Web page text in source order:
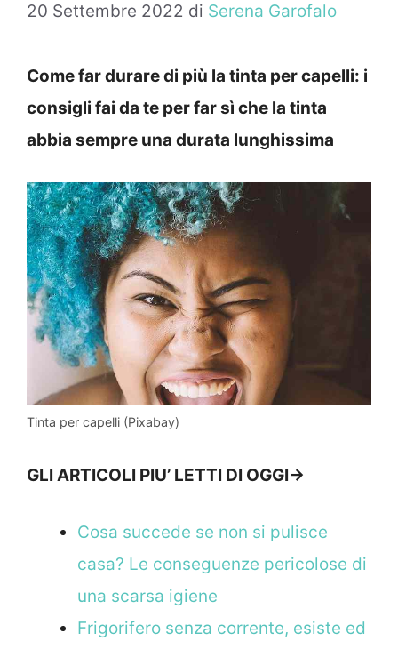
20 Settembre 2022 di Serena Garofalo
Come far durare di più la tinta per capelli: i
consigli fai da te per far sì che la tinta
abbia sempre una durata lunghissima
Tinta per capelli (Pixabay)
GLI ARTICOLI PIU’ LETTI DI OGGI->
Cosa succede se non si pulisce
casa? Le conseguenze pericolose di
una scarsa igiene
Frigorifero senza corrente, esiste ed